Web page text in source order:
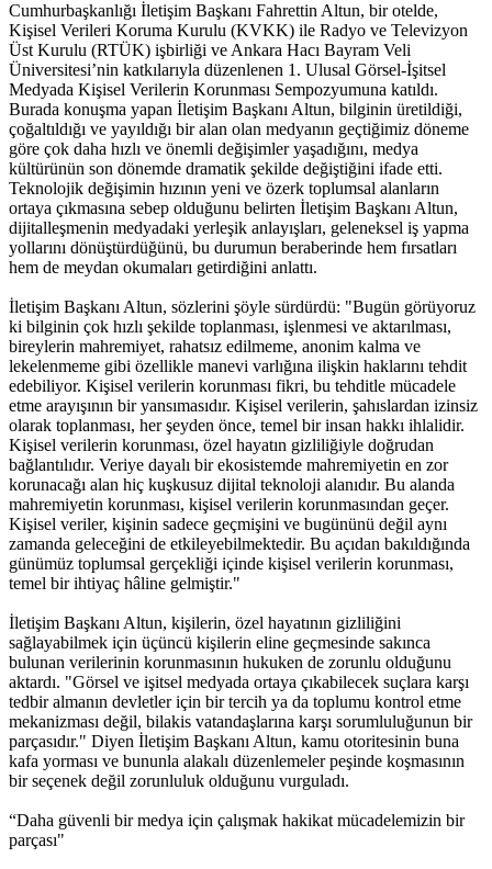
Cumhurbaşkanlığı İletişim Başkanı Fahrettin Altun, bir otelde,
Kişisel Verileri Koruma Kurulu (KVKK) ile Radyo ve Televizyon
Üst Kurulu (RTÜK) işbirliği ve Ankara Hacı Bayram Veli
Üniversitesi’nin katkılarıyla düzenlenen 1. Ulusal Görsel-İşitsel
Medyada Kişisel Verilerin Korunması Sempozyumuna katıldı.
Burada konuşma yapan İletişim Başkanı Altun, bilginin üretildiği,
çoğaltıldığı ve yayıldığı bir alan olan medyanın geçtiğimiz döneme
göre çok daha hızlı ve önemli değişimler yaşadığını, medya
kültürünün son dönemde dramatik şekilde değiştiğini ifade etti.
Teknolojik değişimin hızının yeni ve özerk toplumsal alanların
ortaya çıkmasına sebep olduğunu belirten İletişim Başkanı Altun,
dijitalleşmenin medyadaki yerleşik anlayışları, geleneksel iş yapma
yollarını dönüştürdüğünü, bu durumun beraberinde hem fırsatları
hem de meydan okumaları getirdiğini anlattı.
İletişim Başkanı Altun, sözlerini şöyle sürdürdü: "Bugün görüyoruz
ki bilginin çok hızlı şekilde toplanması, işlenmesi ve aktarılması,
bireylerin mahremiyet, rahatsız edilmeme, anonim kalma ve
lekelenmeme gibi özellikle manevi varlığına ilişkin haklarını tehdit
edebiliyor. Kişisel verilerin korunması fikri, bu tehditle mücadele
etme arayışının bir yansımasıdır. Kişisel verilerin, şahıslardan izinsiz
olarak toplanması, her şeyden önce, temel bir insan hakkı ihlalidir.
Kişisel verilerin korunması, özel hayatın gizliliğiyle doğrudan
bağlantılıdır. Veriye dayalı bir ekosistemde mahremiyetin en zor
korunacağı alan hiç kuşkusuz dijital teknoloji alanıdır. Bu alanda
mahremiyetin korunması, kişisel verilerin korunmasından geçer.
Kişisel veriler, kişinin sadece geçmişini ve bugününü değil aynı
zamanda geleceğini de etkileyebilmektedir. Bu açıdan bakıldığında
günümüz toplumsal gerçekliği içinde kişisel verilerin korunması,
temel bir ihtiyaç hâline gelmiştir."
İletişim Başkanı Altun, kişilerin, özel hayatının gizliliğini
sağlayabilmek için üçüncü kişilerin eline geçmesinde sakınca
bulunan verilerinin korunmasının hukuken de zorunlu olduğunu
aktardı. "Görsel ve işitsel medyada ortaya çıkabilecek suçlara karşı
tedbir almanın devletler için bir tercih ya da toplumu kontrol etme
mekanizması değil, bilakis vatandaşlarına karşı sorumluluğunun bir
parçasıdır." Diyen İletişim Başkanı Altun, kamu otoritesinin buna
kafa yorması ve bununla alakalı düzenlemeler peşinde koşmasının
bir seçenek değil zorunluluk olduğunu vurguladı.
“Daha güvenli bir medya için çalışmak hakikat mücadelemizin bir
parçası"